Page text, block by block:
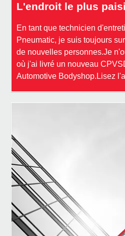
L'endroit le plus
En tant que technicien
Pneumatic, je suis toujours
de nouvelles personnes.Je
où j'ai livré un nouveau
Automotive Bodyshop.Lisez